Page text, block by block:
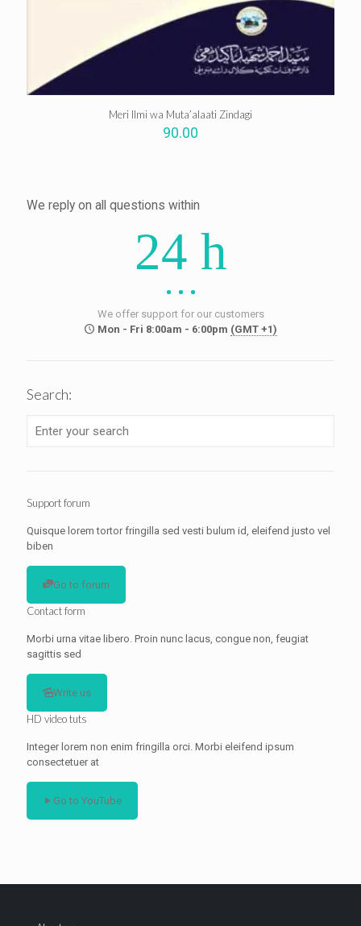
Meri Ilmi wa Muta’alaati Zindagi
90.00
We reply on all questions within
24 h
We offer support for our customers
Mon - Fri 8:00am - 6:00pm (GMT +1)
Search:
Support forum
Quisque lorem tortor fringilla sed vesti bulum id, eleifend justo vel
biben
Go to forum
Contact form
Morbi urna vitae libero. Proin nunc lacus, congue non, feugiat
sagittis sed
Write us
HD video tuts
Integer lorem non enim fringilla orci. Morbi eleifend ipsum
consectetuer at
Go to YouTube